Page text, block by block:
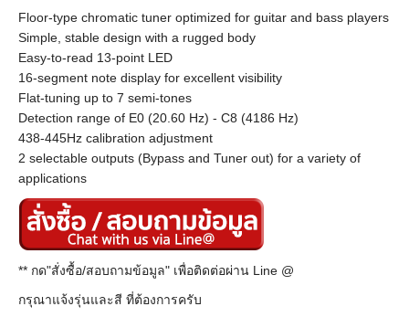
Floor-type chromatic tuner optimized for guitar and bass players
Simple, stable design with a rugged body
Easy-to-read 13-point LED
16-segment note display for excellent visibility
Flat-tuning up to 7 semi-tones
Detection range of E0 (20.60 Hz) - C8 (4186 Hz)
438-445Hz calibration adjustment
2 selectable outputs (Bypass and Tuner out) for a variety of
applications
** กด"สั่งซื้อ/สอบถามข้อมูล" เพื่อติดต่อผ่าน Line @
กรุณาแจ้งรุ่นและสี ที่ต้องการครับ